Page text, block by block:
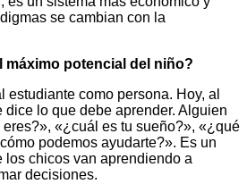
se cambian con la
máximo potencial del niño?
estudiante como persona. Hoy, al
dice lo que debe aprender. Alguien
eres?», «¿cuál es tu sueño?», «¿qué
podemos ayudarte?». Es un
los chicos van aprendiendo a
decisiones.